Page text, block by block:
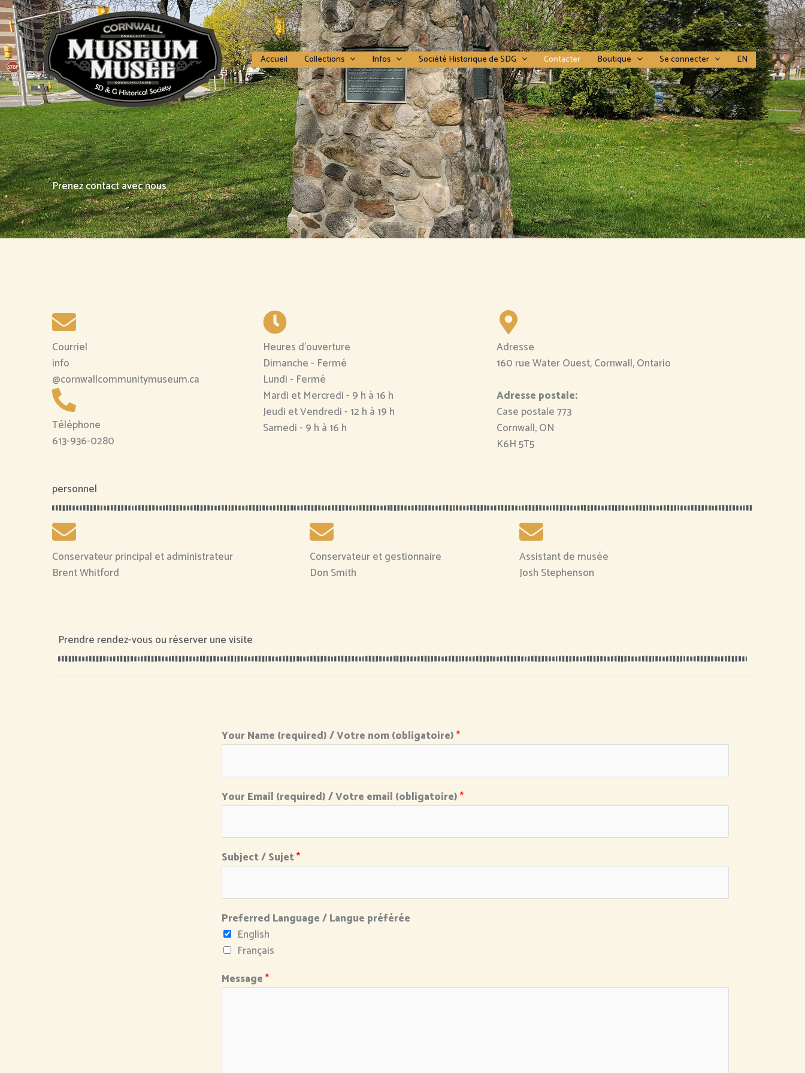
Skip
to
content
Accueil Collections Infos Société Historique de SDG Contacter Boutique Se connecter EN
Prenez contact avec nous
Courriel
info
@cornwallcommunitymuseum.ca
Téléphone
613-936-0280
Heures d'ouverture
Dimanche - Fermé
Lundi - Fermé
Mardi et Mercredi - 9 h à 16 h
Jeudi et Vendredi - 12 h à 19 h
Samedi - 9 h à 16 h
Adresse
160 rue Water Ouest, Cornwall, Ontario
Adresse postale:
Case postale 773
Cornwall, ON
K6H 5T5
personnel
Conservateur principal et administrateur
Brent Whitford
Conservateur et gestionnaire
Don Smith
Assistant de musée
Josh Stephenson
Prendre rendez-vous ou réserver une visite
Your Name (required) / Votre nom (obligatoire)*
Your Email (required) / Votre email (obligatoire)*
Subject / Sujet*
Preferred Language / Langue préférée
English
Français
Message*